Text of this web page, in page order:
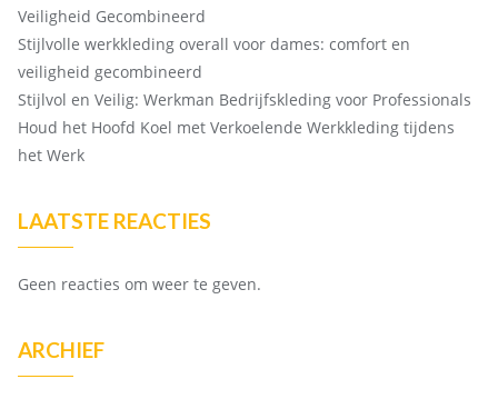
Veiligheid Gecombineerd
Stijlvolle werkkleding overall voor dames: comfort en
veiligheid gecombineerd
Stijlvol en Veilig: Werkman Bedrijfskleding voor Professionals
Houd het Hoofd Koel met Verkoelende Werkkleding tijdens
het Werk
LAATSTE REACTIES
Geen reacties om weer te geven.
ARCHIEF